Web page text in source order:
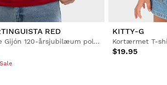
RED
Real Sporting de Gijón 120-årsjubilæum poloshirt til piger og drenge
KITTY-G
Kortærmet T-
$19.95